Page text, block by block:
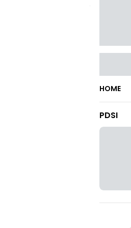
HOME
PDSI